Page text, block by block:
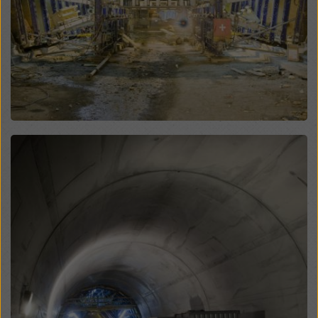
Open
manière soient soumises à l'accès des autorités de
ces pays tiers à des fins de contrôle et de surveillance
et qu'il n'y ait pas de recours juridique efficace contre
cela. Vous pouvez rejeter tous les cookies nécessitant
un consentement en cliquant sur « Rejeter » ou en
ajustant vosparamètres de cookies
en cliquant sur les
paramètres de cookies au bas de ce site web et en
utilisant les cases à cocher correspondantes. Vous
avec effet futur et sans indication de motif, en cliquant
dans notre politique de confidentialité
. Nous
vous offrons également la possibilité de sélectionner
vos cookies (paramètres avancés des cookies).